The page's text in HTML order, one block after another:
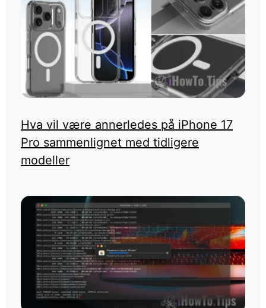
Hva vil være annerledes på iPhone 17
Pro sammenlignet med tidligere
modeller